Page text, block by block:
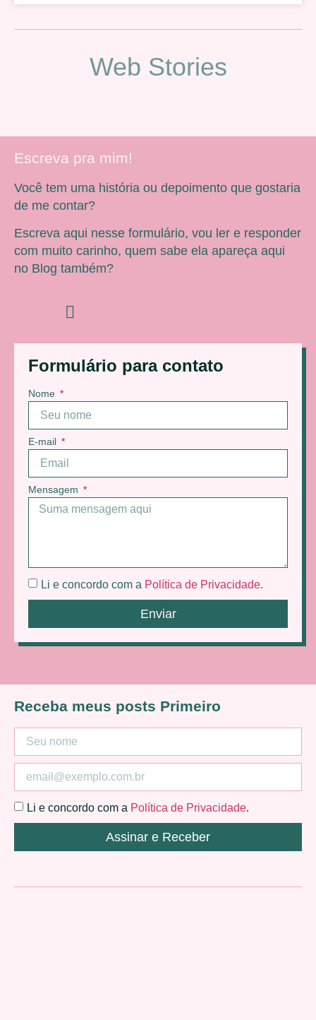
Web Stories
Formulário para contato
Nome
E-mail
Mensagem
Li e concordo com a Política de Privacidade
Enviar
Escreva pra mim!
Você tem uma história ou depoimento que gostaria
de me contar?
Escreva aqui nesse formulário, vou ler e responder
com muito carinho, quem sabe ela apareça aqui
no Blog também?
Receba meus posts Primeiro
Li e concordo com a Política de Privacidade
Assinar e Receber